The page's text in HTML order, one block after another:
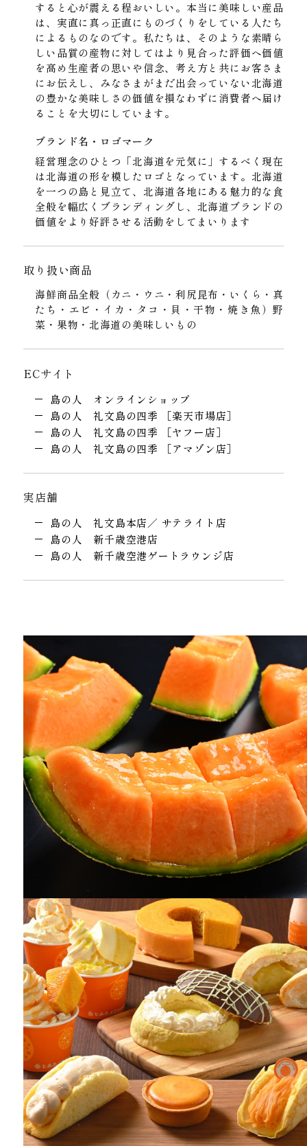
すると心が震える程おいしい。本当に美味しい産品
は、実直に真っ正直にものづくりをしている人たち
によるものなのです。私たちは、そのような素晴ら
しい品質の産物に対してはより見合った評価へ価値
を高め生産者の思いや信念、考え方と共にお客さま
にお伝えし、みなさまがまだ出会っていない北海道
の豊かな美味しさの価値を損なわずに消費者へ届け
ることを大切にしています。
ブランド名・ロゴマーク
経営理念のひとつ「北海道を元気に」するべく現在
は北海道の形を模したロゴとなっています。北海道
を一つの島と見立て、北海道各地にある魅力的な食
全般を幅広くブランディングし、北海道ブランドの
価値をより好評させる活動をしてまいります
取り扱い商品
海鮮商品全般（カニ・ウニ・利尻昆布・いくら・真
たち・エビ・イカ・タコ・貝・干物・焼き魚）野
菜・果物・北海道の美味しいもの
ECサイト
島の人 オンラインショップ
島の人 礼文島の四季 ［楽天市場店］
島の人 礼文島の四季 ［ヤフー店］
島の人 礼文島の四季 ［アマゾン店］
実店舗
島の人 礼文島本店／ サテライト店
島の人 新千歳空港店
島の人 新千歳空港ゲートラウンジ店